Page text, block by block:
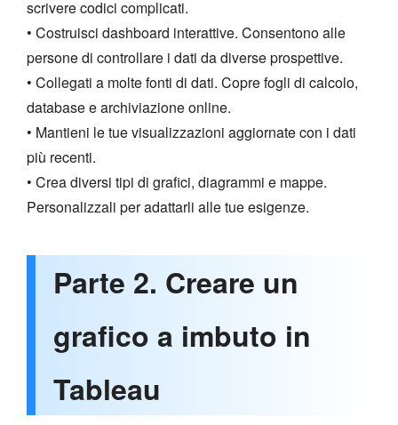
scrivere codici complicati.
• Costruisci dashboard interattive. Consentono alle
persone di controllare i dati da diverse prospettive.
• Collegati a molte fonti di dati. Copre fogli di calcolo,
database e archiviazione online.
• Mantieni le tue visualizzazioni aggiornate con i dati
più recenti.
• Crea diversi tipi di grafici, diagrammi e mappe.
Personalizzali per adattarli alle tue esigenze.
Parte 2. Creare un
grafico a imbuto in
Tableau